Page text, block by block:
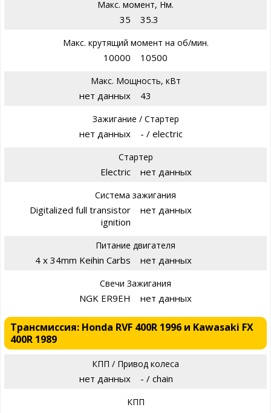
Макс. момент, Нм.
35 35.3
Макс. крутящий момент на об/мин.
10000 10500
Макс. Мощность, кВт
нет данных 43
Зажигание / Стартер
нет данных - / electric
Стартер
Electric нет данных
Система зажигания
Digitalized full transistor
ignition
нет данных
Питание двигателя
4 x 34mm Keihin Carbs нет данных
Свечи Зажигания
NGK ER9EH нет данных
Трансмиссия: Honda RVF 400R 1996 и Kawasaki FX
400R 1989
КПП / Привод колеса
нет данных - / chain
КПП